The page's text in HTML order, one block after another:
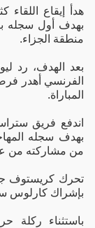
هدأ إيقاع
بهدف أول سجله
منطقة الجزاء.
بعد الهدف، رد
الفرنسي أهدر
المباراة.
اندفع فريق
بهدف سجله
من مشاركته من
تحرك كريستوف
بإشراك كارلوس
باستثناء ركلة